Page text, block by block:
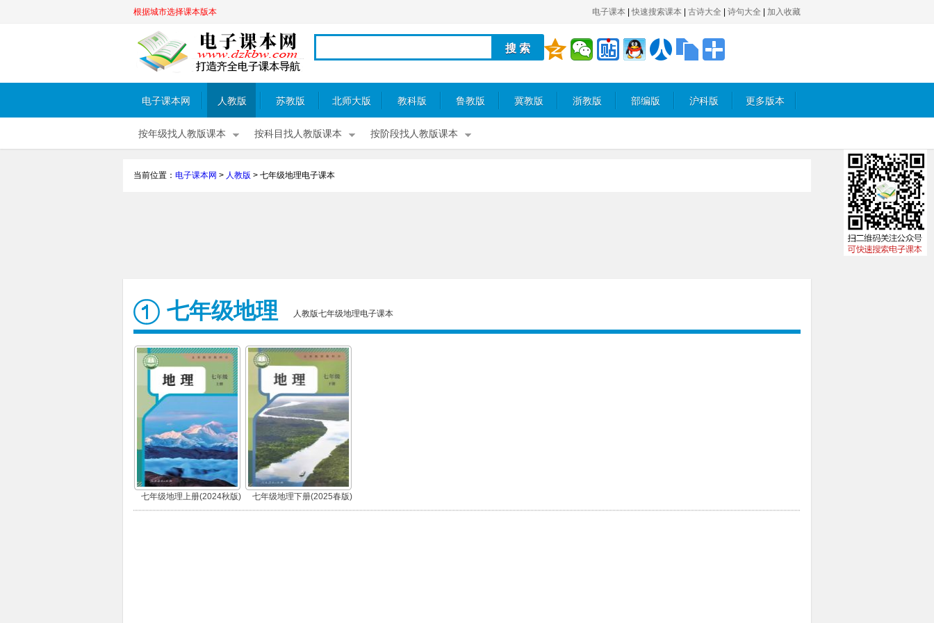
根据城市选择课本版本 电子课本 快速搜索课本 古诗大全 诗句大全 加入收藏
电子课本网 人教版 苏教版 北师大版 教科版 鲁教版 冀教版 浙教版 部编版 沪科版 更多版本
按年级找人教版课本 按科目找人教版课本 按阶段找人教版课本
当前位置： 电子课本网 > 人教版 > 七年级地理电子课本
七年级地理 人教版七年级地理电子课本
七年级地理上册(2024秋版) 七年级地理下册(2025春版)